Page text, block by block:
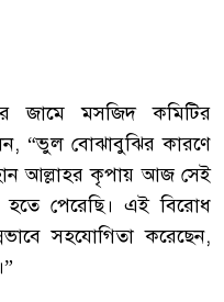
জামে মসজিদ কমিটির
“ভুল বোঝাবুঝির কারণে
আল্লাহর কৃপায় আজ সেই
হতে পেরেছি। এই বিরোধ
সহযোগিতা করেছেন,